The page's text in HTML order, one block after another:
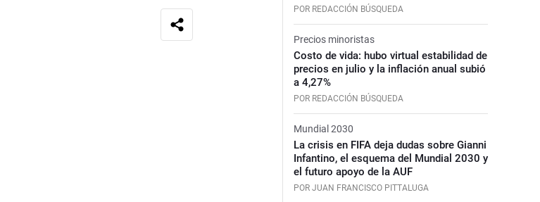
POR REDACCIÓN BÚSQUEDA
Precios minoristas
Costo de vida: hubo virtual estabilidad de
precios en julio y la inflación anual subió
a 4,27%
POR REDACCIÓN BÚSQUEDA
Mundial 2030
La crisis en FIFA deja dudas sobre Gianni
Infantino, el esquema del Mundial 2030 y
el futuro apoyo de la AUF
POR JUAN FRANCISCO PITTALUGA